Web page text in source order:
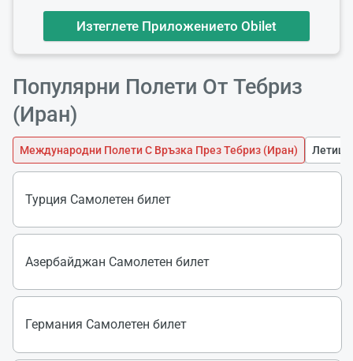
Изтеглете Приложението Obilet
Популярни Полети От Тебриз
(Иран)
Международни Полети С Връзка През Тебриз (Иран) Летища
Турция Самолетен билет
Азербайджан Самолетен билет
Германия Самолетен билет